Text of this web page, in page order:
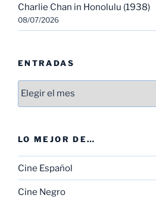
Charlie Chan in Honolulu (1938)
08/07/2026
ENTRADAS
Entradas
LO MEJOR DE…
Cine Español
Cine Negro